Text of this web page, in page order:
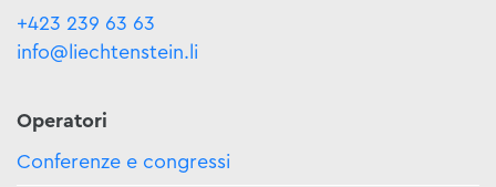
+423 239 63 63
info@liechtenstein.li
Operatori
Conferenze e congressi